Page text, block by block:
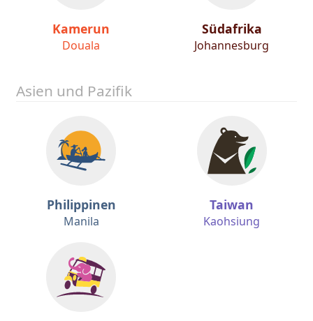
Kamerun
Douala
Südafrika
Johannesburg
Asien und Pazifik
Philippinen
Manila
Taiwan
Kaohsiung